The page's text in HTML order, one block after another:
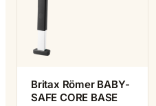
Britax Römer BABY-
SAFE CORE BASE